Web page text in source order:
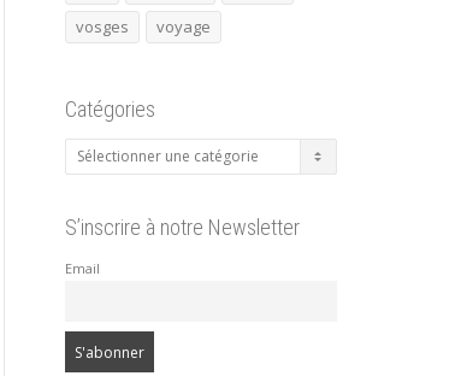
vosges
voyage
Catégories
Catégories
S’inscrire à notre Newsletter
Email